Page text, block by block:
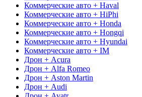
Коммерческие авто + Haval
Коммерческие авто + HiPhi
Коммерческие авто + Honda
Коммерческие авто + Hongqi
Коммерческие авто + Hyundai
Коммерческие авто + IM
Дрон + Acura
Дрон + Alfa Romeo
Дрон + Aston Martin
Дрон + Audi